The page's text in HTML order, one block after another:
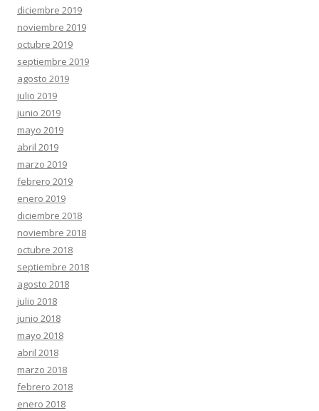
diciembre 2019
noviembre 2019
octubre 2019
septiembre 2019
agosto 2019
julio 2019
junio 2019
mayo 2019
abril 2019
marzo 2019
febrero 2019
enero 2019
diciembre 2018
noviembre 2018
octubre 2018
septiembre 2018
agosto 2018
julio 2018
junio 2018
mayo 2018
abril 2018
marzo 2018
febrero 2018
enero 2018